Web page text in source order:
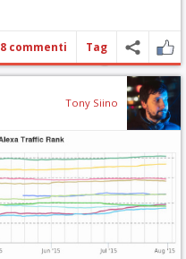
8 commenti Tag
Tony Siino